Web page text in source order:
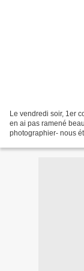
Le vendredi soir, 1er
en ai pas ramené
photographier- nous